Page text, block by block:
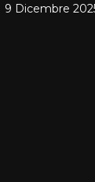
9 Dicembre